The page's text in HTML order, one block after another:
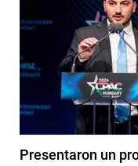
Presentaron un